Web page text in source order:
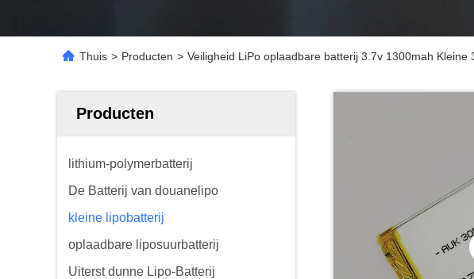
Thuis > Producten > Veiligheid LiPo oplaadbare batterij 3.7v 1300mah Kleine
Producten
lithium-polymerbatterij
De Batterij van douanelipo
kleine lipobatterij
oplaadbare liposuurbatterij
Uiterst dunne Lipo-Batterij